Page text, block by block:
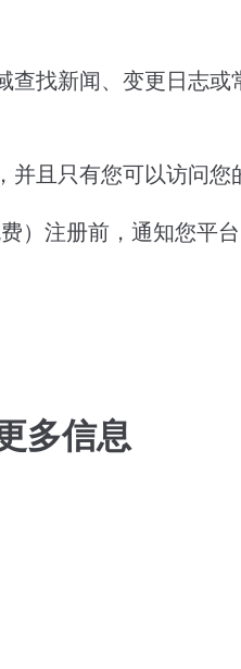
查找新闻、变更日志或
且只有您可以访问您
）注册前，通知您平
多信息